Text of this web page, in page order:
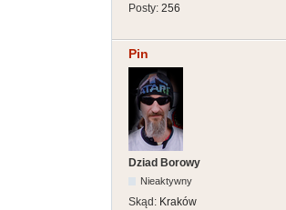
Posty: 256
Pin
Dziad Borowy
Nieaktywny
Skąd: Kraków